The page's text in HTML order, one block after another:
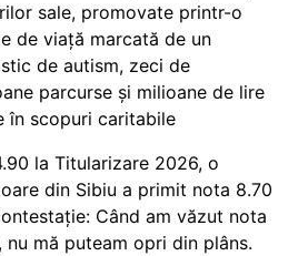
sale, promovate printr-o
de viață marcată de un
de autism, zeci de
parcurse și milioane de lire
în scopuri caritabile
la Titularizare 2026, o
din Sibiu a primit nota 8.70
Când am văzut nota
nu mă puteam opri din plâns.